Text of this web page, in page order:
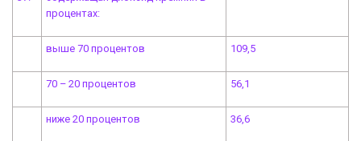
процентах:
выше 70 процентов 109,5
70 – 20 процентов 56,1
ниже 20 процентов 36,6